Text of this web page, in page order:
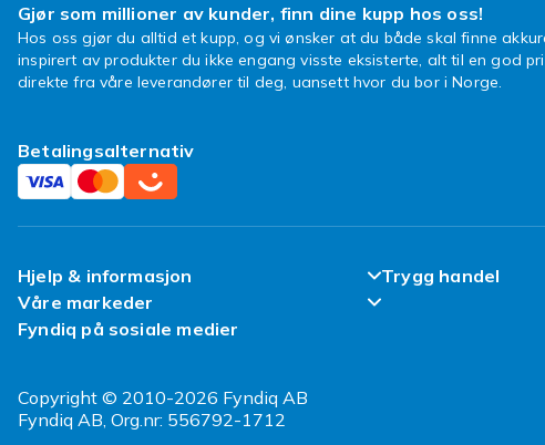
Gjør som millioner av kunder, finn dine kupp hos oss!
Hos oss gjør du alltid et kupp, og vi ønsker at du både skal finne
inspirert av produkter du ikke engang visste eksisterte, alt til en god
direkte fra våre leverandører til deg, uansett hvor du bor i Norge.
Betalingsalternativ
Hjelp & informasjon
Ofte stilte spørsmål
Angre & returner her
Trygg handel
Våre markeder
Fyndiq Finland
Fyndiq Sverige
Fyndiq på sosiale medier
Copyright © 2010-2026 Fyndiq AB
Fyndiq AB, Org.nr: 556792-1712